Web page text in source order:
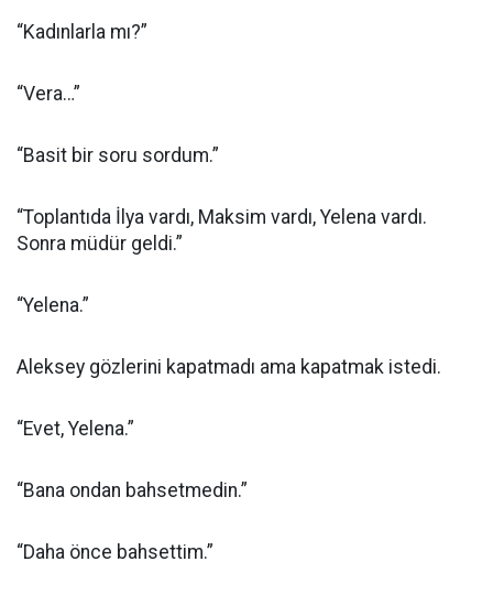
“Kadınlarla mı?”
“Vera…”
“Basit bir soru sordum.”
“Toplantıda İlya vardı, Maksim vardı, Yelena vardı.
Sonra müdür geldi.”
“Yelena.”
Aleksey gözlerini kapatmadı ama kapatmak istedi.
“Evet, Yelena.”
“Bana ondan bahsetmedin.”
“Daha önce bahsettim.”